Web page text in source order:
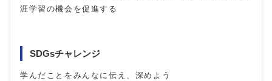
涯学習の機会を促進する
SDGsチャレンジ
学んだことをみんなに伝え、深めよう